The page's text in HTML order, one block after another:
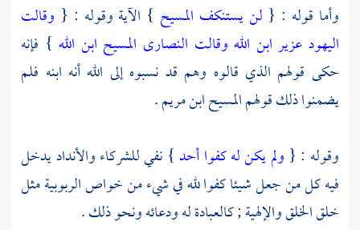
وأما قوله : { لن يستنكف المسيح } الآية وقوله : { وقالت
اليهود عزير ابن الله وقالت النصارى المسيح ابن الله } فإنه
حكى قولهم الذي قالوه وهم قد نسبوه إلى الله أنه ابنه فلم
يضمنوا ذلك قولهمالمسيح ابن مريم.
وقوله : { ولم يكن له كفوا أحد} نفي للشركاء والأنداد يدخل
فيه كل من جعل شيئا كفوا لله في شيء من خواص الربوبية مثل
خلق الخلق والإلهية ; كالعبادة له ودعائه ونحو ذلك .